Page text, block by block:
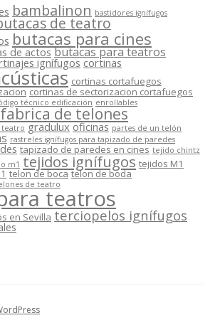
bambalinon bastidores ignífugos
de teatro
butacas para cines
de actos butacas para teatros
ignífugos cortinas
cortinas cortafuegos
cortinas de sectorizacion cortafuegos
técnico edificación enrollables
fabrica de telones
gradulux oficinas partes de un telón
rastreles ignífugos para tapizado de paredes
tapizado de paredes en cines tejido chintz
m1 tejidos ignífugos tejidos M1
telon de boca telon de boda
de teatroteatros
en Sevilla terciopelos ignífugos